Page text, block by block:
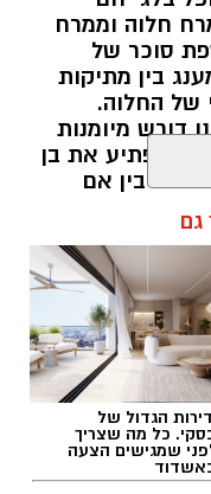
חלוה וממרח
סוכר של
בין מתיקות
של החלוה.
דורש מיומנות
להפתיע את בן
בין אם
לארוחה
הוופל הבלגי
לחגיגה של
גם
הגדול של
כל מה שצריך
שמגישים הצעה